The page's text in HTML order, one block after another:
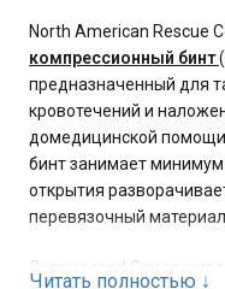
North American Rescue
компрессионный бинт
предназначенный для
кровотечений и
домедицинской
бинт занимает минимум
открытия
перевязочный
Compressed Gauze
Читать полностью ↓